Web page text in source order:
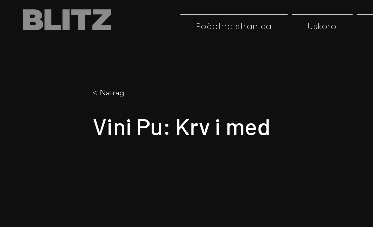
Početna stranica Uskoro
< Natrag
Vini Pu: Krv i med